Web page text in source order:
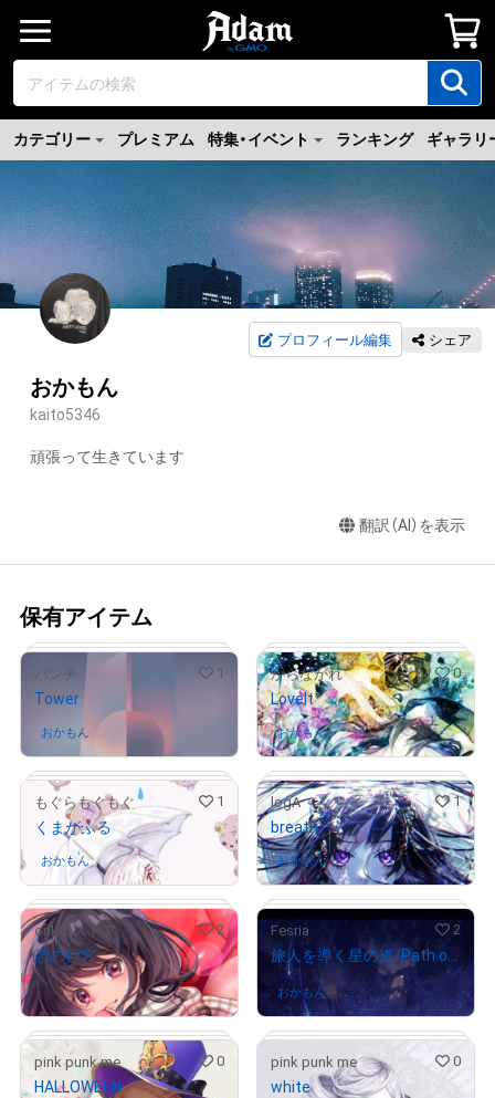
カテゴリー プレミアム 特集・イベント ランキング ギャラリ
プロフィール編集 シェア
おかもん
kaito5346
頑張って生きています
翻訳（AI）を表示
保有アイテム
パンチ 1
Tower
おかもん さんが保有中
# 2/15
からながれ 0
LoveIt
おかもんさんが保有中
# 2/3
もぐらもぐもぐ 1
くまがふる
おかもんさんが保有中
logA 1
breath
おかもんさんが保有中
onkのストア 2
恋の行方
¥100,000
Fesria 2
旅人を導く星の道/Path of Star
おかもん さんが保有中
pink punk me 0
HALLOWEEN
pink punk me 0
white